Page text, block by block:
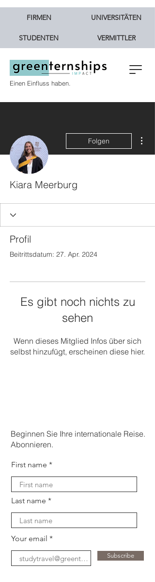
Einen Einfluss haben.
FIRMEN UNIVERSITÄTEN
STUDENTEN VERMITTLER
Folgen
Kiara Meerburg
Profil
Beitrittsdatum: 27. Apr. 2024
Es gibt noch nichts zu
sehen
Wenn dieses Mitglied Infos über sich
selbst hinzufügt, erscheinen diese hier.
Beginnen Sie Ihre internationale Reise.
Abonnieren.
First name
Last name
Your email
Subscribe